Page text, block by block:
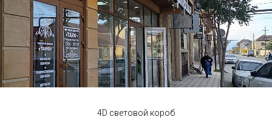
4D световой короб